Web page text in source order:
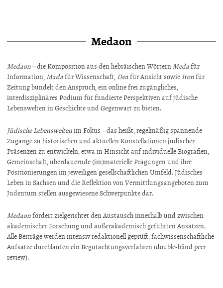
Medaon
Medaon– die Komposition aus den hebräischen WörternMedafür
Information,Madafür Wissenschaft,Deafür Ansicht sowieItonfür
Zeitung bündelt den Anspruch, ein online frei zugängliches,
interdisziplinäres Podium für fundierte Perspektiven auf jüdische
Lebenswelten in Geschichte und Gegenwart zu bieten.
Jüdische Lebensweltenim Fokus – das heißt, regelmäßig spannende
Zugänge zu historischen und aktuellen Konstellationen jüdischer
Präsenzen zu entwickeln, etwa in Hinsicht auf individuelle Biografien,
Gemeinschaft, überdauernde (im)materielle Prägungen und ihre
Positionierungen im jeweiligen gesellschaftlichen Umfeld. Jüdisches
Leben in Sachsen und die Reflektion von Vermittlungsangeboten zum
Judentum stellen ausgewiesene Schwerpunkte dar.
Medaonfördert zielgerichtet den Austausch innerhalb und zwischen
akademischer Forschung und außerakademisch geführten Ansätzen.
Alle Beiträge werden intensiv redaktionell geprüft, fachwissenschaftliche
Aufsätze durchlaufen ein Begutachtungsverfahren (double-blind peer
review).